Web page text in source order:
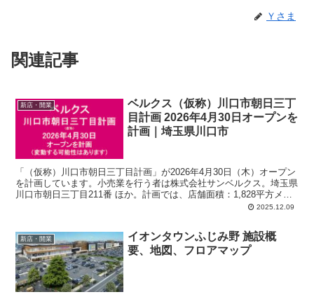
Ｙさま
関連記事
新店・開業
ベルクス（仮称）川口市朝日三丁
目計画 2026年4月30日オープンを
計画｜埼玉県川口市
「（仮称）川口市朝日三丁目計画」が2026年4月30日（木）オープン
を計画しています。小売業を行う者は株式会社サンベルクス。埼玉県
川口市朝日三丁目211番 ほか。計画では、店舗面積：1,828平方メー
トル、駐車場：76台、駐輪場：53台、営業時間：午前9時00分-午後
2025.12.09
新店・開業
イオンタウンふじみ野 施設概
要、地図、フロアマップ